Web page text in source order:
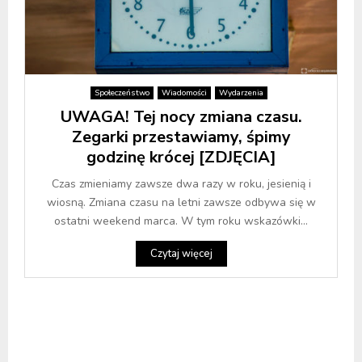
Społeczeństwo Wiadomości Wydarzenia
UWAGA! Tej nocy zmiana czasu.
Zegarki przestawiamy, śpimy
godzinę krócej [ZDJĘCIA]
Czas zmieniamy zawsze dwa razy w roku, jesienią i
wiosną. Zmiana czasu na letni zawsze odbywa się w
ostatni weekend marca. W tym roku wskazówki...
Czytaj więcej